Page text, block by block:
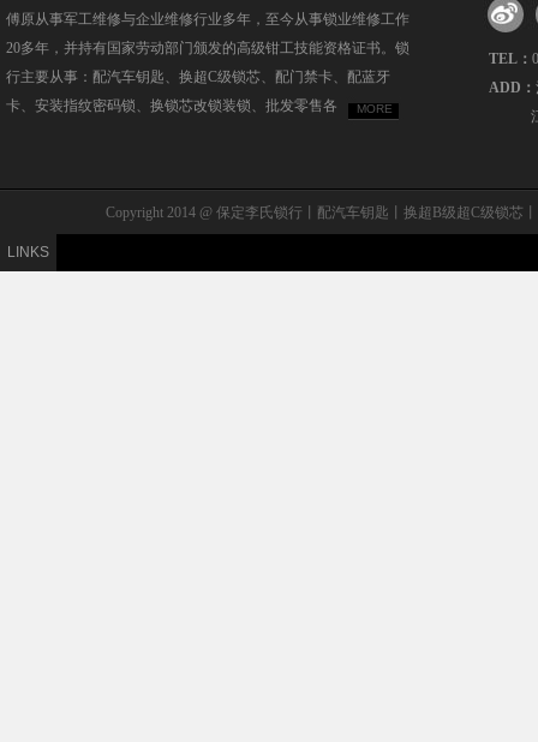
傅原从事军工维修与企业维修行业多年，至今从事锁业维修工作
20多年，并持有国家劳动部门颁发的高级钳工技能资格证书。锁
行主要从事：配汽车钥匙、换超C级锁芯、配门禁卡、配蓝牙
卡、安装指纹密码锁、换锁芯改锁装锁、批发零售各
MORE
TEL：
ADD：
Copyright 2014 @ 保定李氏锁行丨配汽车钥匙丨换超B级超C级锁
LINKS